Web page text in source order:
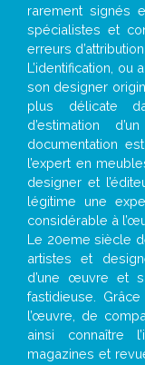
rarement signés
spécialistes et
erreurs
L’identification, ou
son designer
plus délicate
d’estimation
documentation
l’expert en
designer et
légitime une
considérable à
Le 20eme siècle
artistes et
d’une œuvre et
fastidieuse.
l’œuvre, de
ainsi connaître
magazines et